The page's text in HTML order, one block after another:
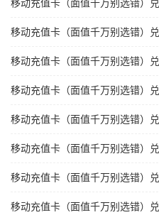
移动充值卡（面值千万别选错）
移动充值卡（面值千万别选错）
移动充值卡（面值千万别选错）
移动充值卡（面值千万别选错）
移动充值卡（面值千万别选错）
移动充值卡（面值千万别选错）
移动充值卡（面值千万别选错）
移动充值卡（面值千万别选错）